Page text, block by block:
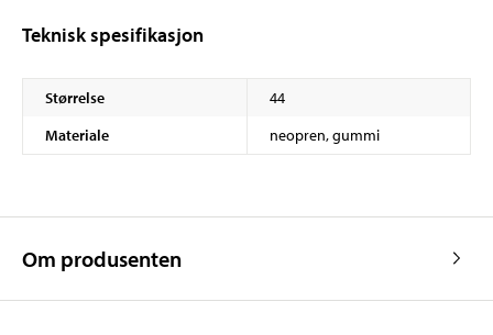
Teknisk spesifikasjon
Størrelse
44
Materiale
neopren, gummi
Om produsenten